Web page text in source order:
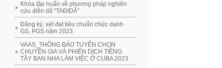
Khóa tập huấn về phương pháp nghiên
cứu điền dã "TAĐIDÃ"
Đăng ký, xét đạt tiêu chuẩn chức danh
GS, PGS năm 2023
VAAS_THÔNG BÁO TUYỂN CHỌN
CHUYÊN GIA VÀ PHIÊN DỊCH TIẾNG
TÂY BAN NHA LÀM VIỆC Ở CUBA 2023